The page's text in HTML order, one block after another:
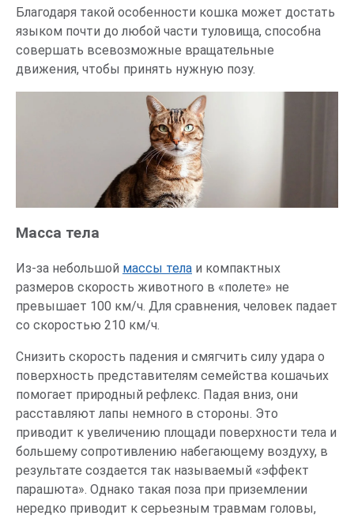
Благодаря такой особенности кошка может достать
языком почти до любой части туловища, способна
совершать всевозможные вращательные
движения, чтобы принять нужную позу.
Масса тела
Из-за небольшой массы тела и компактных
размеров скорость животного в «полете» не
превышает 100 км/ч. Для сравнения, человек падает
со скоростью 210 км/ч.
Снизить скорость падения и смягчить силу удара о
поверхность представителям семейства кошачьих
помогает природный рефлекс. Падая вниз, они
расставляют лапы немного в стороны. Это
приводит к увеличению площади поверхности тела и
большему сопротивлению набегающему воздуху, в
результате создается так называемый «эффект
парашюта». Однако такая поза при приземлении
нередко приводит к серьезным травмам головы,